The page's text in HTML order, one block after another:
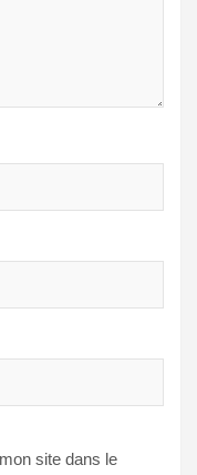
site dans le